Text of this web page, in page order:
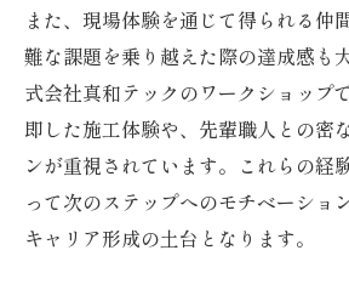
また、現場体験を通じて得られる仲
難な課題を乗り越えた際の達成感も
式会社真和テックのワークショップ
即した施工体験や、先輩職人との密
ンが重視されています。これらの経
って次のステップへのモチベーショ
キャリア形成の土台となります。